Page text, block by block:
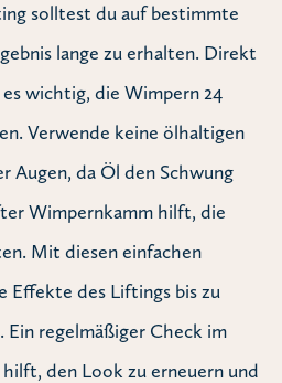
solltest du auf bestimmte
lange zu erhalten. Direkt
wichtig, die Wimpern 24
Verwende keine ölhaltigen
Augen, da Öl den Schwung
Wimpernkamm hilft, die
Mit diesen einfachen
Effekte des Liftings bis zu
Ein regelmäßiger Check im
hilft, den Look zu erneuern und